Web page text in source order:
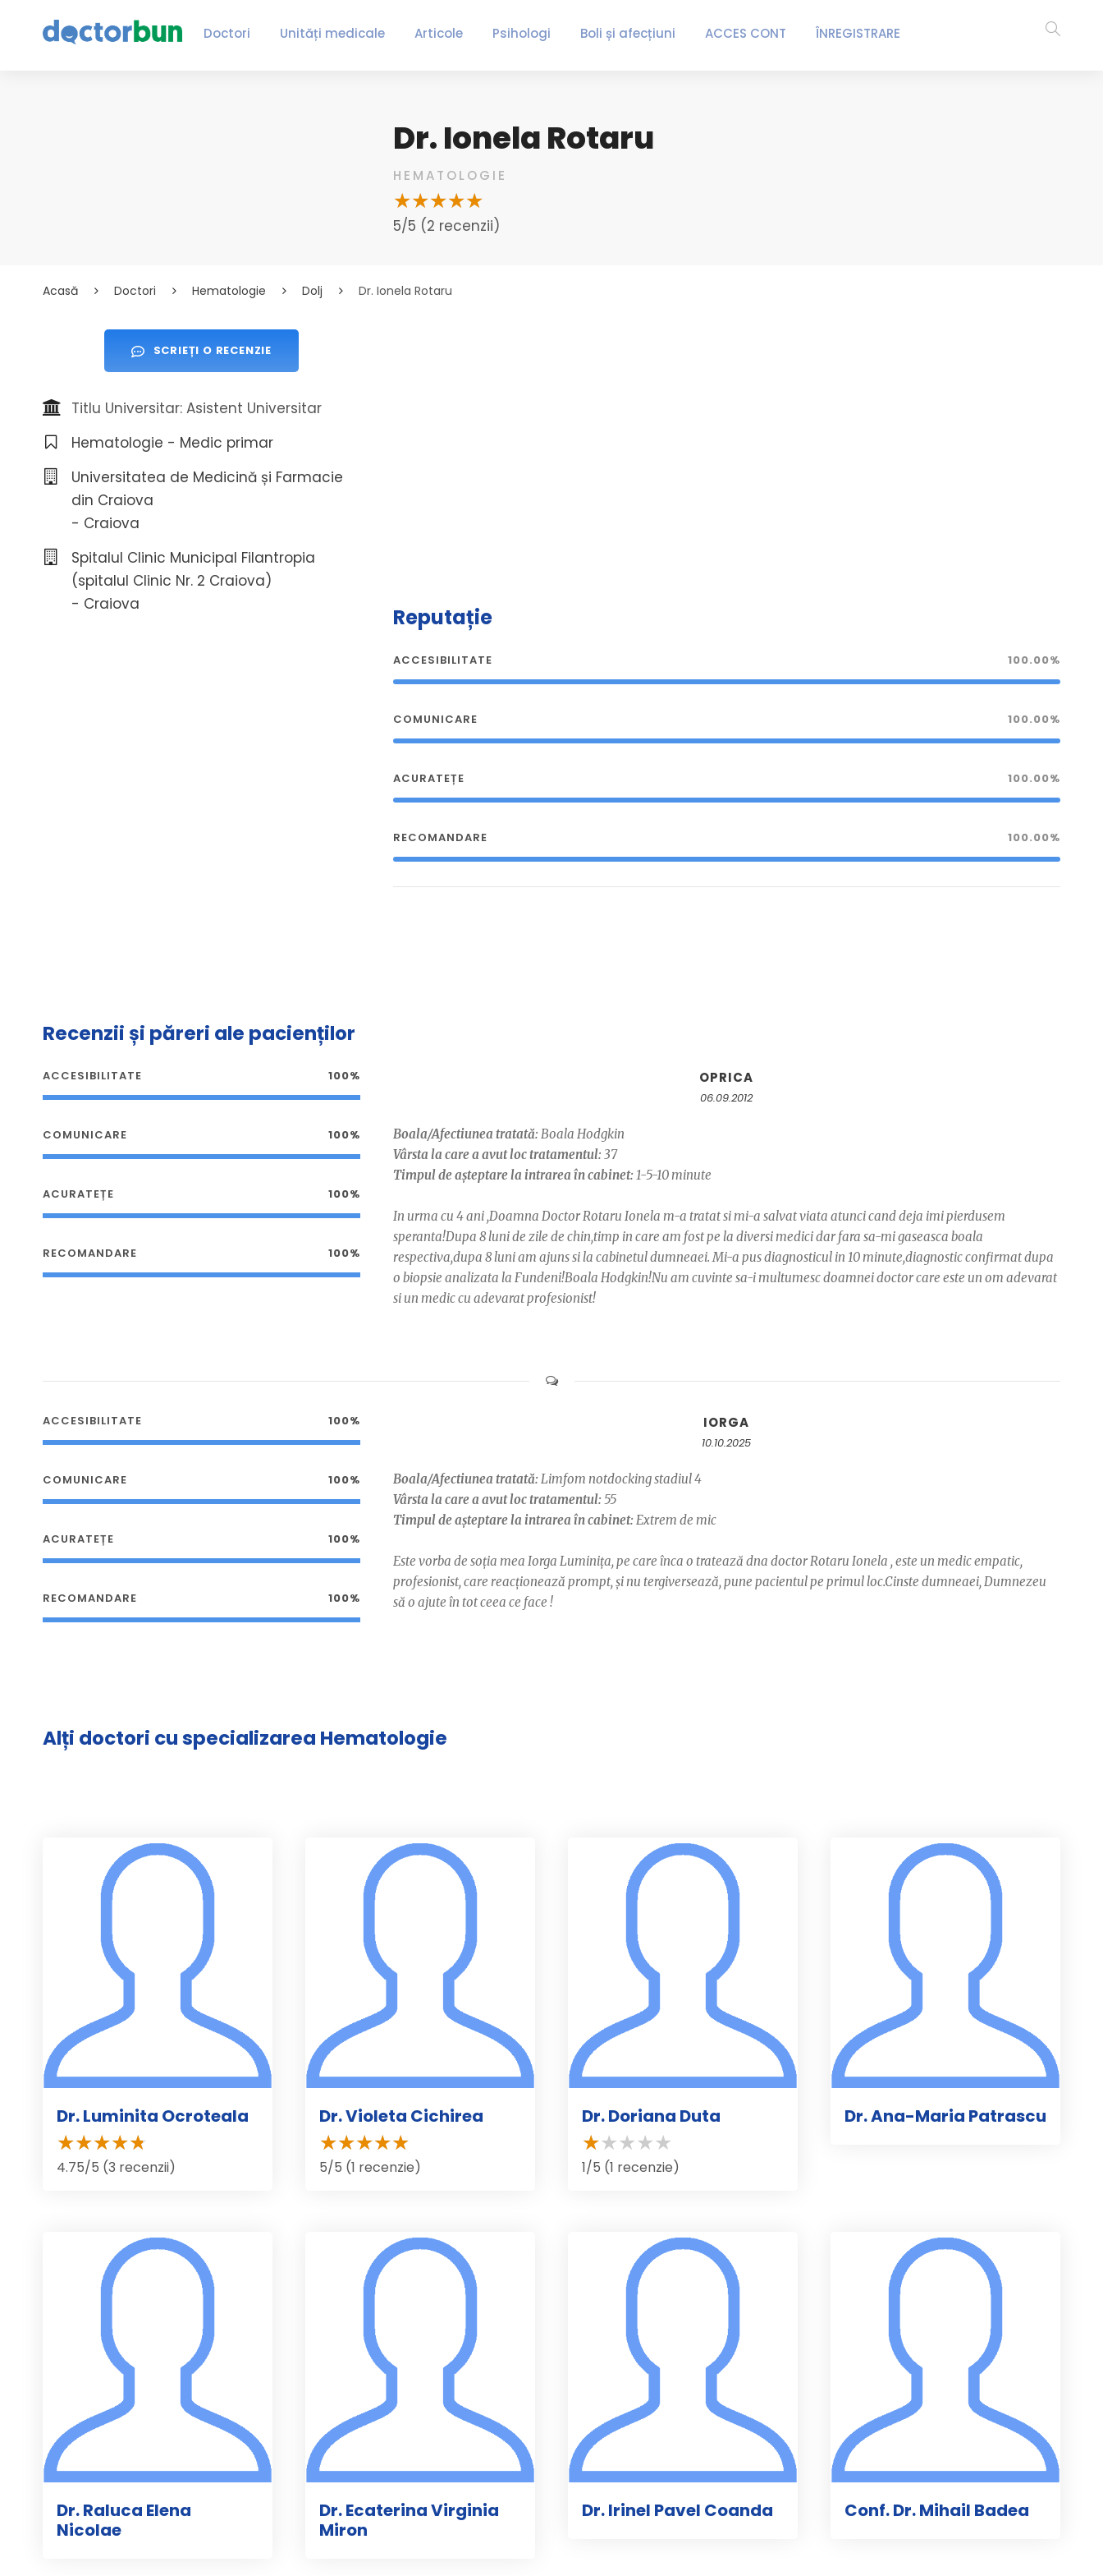
Doctori Unități medicale Articole Psihologi Boli și afecțiuni ACCES CONT ÎNREGISTRARE
Dr. Ionela Rotaru
HEMATOLOGIE
5/5 (2 recenzii)
Acasă Doctori Hematologie Dolj Dr. Ionela Rotaru
SCRIEȚI O RECENZIE
Titlu Universitar: Asistent Universitar
Hematologie - Medic primar
Universitatea de Medicină și Farmacie
din Craiova
- Craiova
Spitalul Clinic Municipal Filantropia
(spitalul Clinic Nr. 2 Craiova)
- Craiova
Reputație
ACCESIBILITATE 100.00%
COMUNICARE 100.00%
ACURATEȚE 100.00%
RECOMANDARE 100.00%
Recenzii și păreri ale pacienților
ACCESIBILITATE 100%
COMUNICARE 100%
ACURATEȚE 100%
RECOMANDARE 100%
OPRICA
06.09.2012
Boala/Afectiunea tratată: Boala Hodgkin
Vârsta la care a avut loc tratamentul: 37
Timpul de așteptare la intrarea în cabinet: 1-5-10 minute
In urma cu 4 ani ,Doamna Doctor Rotaru Ionela m-a tratat si mi-a salvat viata atunci cand deja imi pierdusem
speranta!Dupa 8 luni de zile de chin,timp in care am fost pe la diversi medici dar fara sa-mi gaseasca boala
respectiva,dupa 8 luni am ajuns si la cabinetul dumneaei. Mi-a pus diagnosticul in 10 minute,diagnostic confirmat dupa
o biopsie analizata la Fundeni!Boala Hodgkin!Nu am cuvinte sa-i multumesc doamnei doctor care este un om adevarat
si un medic cu adevarat profesionist!
ACCESIBILITATE 100%
COMUNICARE 100%
ACURATEȚE 100%
RECOMANDARE 100%
IORGA
10.10.2025
Boala/Afectiunea tratată: Limfom notdocking stadiul 4
Vârsta la care a avut loc tratamentul: 55
Timpul de așteptare la intrarea în cabinet: Extrem de mic
Este vorba de soția mea Iorga Luminița, pe care înca o tratează dna doctor Rotaru Ionela , este un medic empatic,
profesionist, care reacționează prompt, și nu tergiversează, pune pacientul pe primul loc.Cinste dumneaei, Dumnezeu
să o ajute în tot ceea ce face !
Alți doctori cu specializarea Hematologie
Dr. Luminita Ocroteala
4.75/5 (3 recenzii)
Dr. Violeta Cichirea
5/5 (1 recenzie)
Dr. Doriana Duta
1/5 (1 recenzie)
Dr. Ana-Maria Patrascu
Dr. Raluca Elena
Nicolae
Dr. Ecaterina Virginia
Miron
Dr. Irinel Pavel Coanda Conf. Dr. Mihail Badea